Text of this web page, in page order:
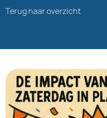
Terug naar overzicht